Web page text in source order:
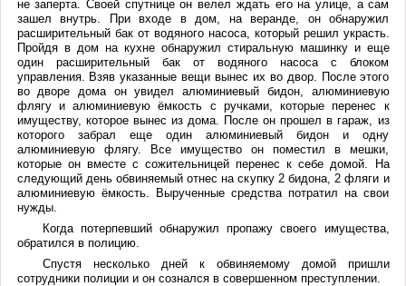
не заперта. Своей спутнице он велел ждать его на улице, а сам
зашел внутрь. При входе в дом, на веранде, он обнаружил
расширительный бак от водяного насоса, который решил украсть.
Пройдя в дом на кухне обнаружил стиральную машинку и еще
один расширительный бак от водяного насоса с блоком
управления. Взяв указанные вещи вынес их во двор. После этого
во дворе дома он увидел алюминиевый бидон, алюминиевую
флягу и алюминиевую ёмкость с ручками, которые перенес к
имуществу, которое вынес из дома. После он прошел в гараж, из
которого забрал еще один алюминиевый бидон и одну
алюминиевую флягу. Все имущество он поместил в мешки,
которые он вместе с сожительницей перенес к себе домой. На
следующий день обвиняемый отнес на скупку 2 бидона, 2 фляги и
алюминиевую ёмкость. Вырученные средства потратил на свои
нужды.
Когда потерпевший обнаружил пропажу своего имущества,
обратился в полицию.
Спустя несколько дней к обвиняемому домой пришли
сотрудники полиции и он сознался в совершенном преступлении.